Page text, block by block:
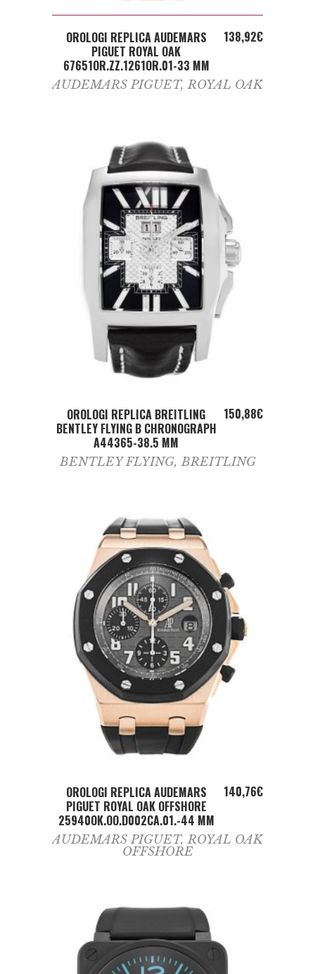
ADD TO CART
OROLOGI REPLICA AUDEMARS
PIGUET ROYAL OAK
67651OR.ZZ.1261OR.01-33 MM
138,92€
AUDEMARS PIGUET, ROYAL OAK
ADD TO CART
OROLOGI REPLICA BREITLING
BENTLEY FLYING B CHRONOGRAPH
A44365-38.5 MM
150,88€
BENTLEY FLYING,BREITLING
ADD TO CART
OROLOGI REPLICA AUDEMARS
PIGUET ROYAL OAK OFFSHORE
25940OK.OO.D002CA.01.-44 MM
140,76€
AUDEMARS PIGUET, ROYAL OAK
OFFSHORE